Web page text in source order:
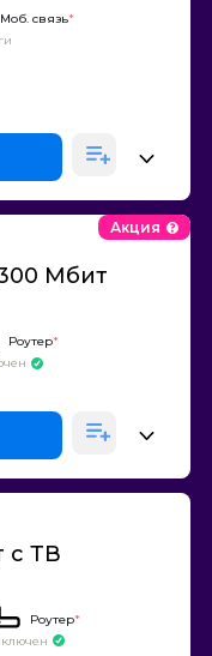
Моб. связь*
Мбит
Акция
Роутер*
с ТВ
Роутер*